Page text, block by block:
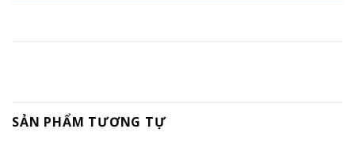
SẢN PHẨM TƯƠNG TỰ